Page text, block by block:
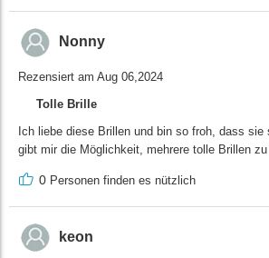
Nonny
Rezensiert am Aug 06,2024
Tolle Brille
Ich liebe diese Brillen und bin so froh, dass sie
gibt mir die Möglichkeit, mehrere tolle Brillen zu
0 Personen finden es nützlich
keon